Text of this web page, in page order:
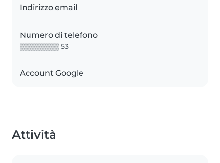
Indirizzo email
Numero di telefono
▒▒▒▒▒▒▒▒ 53
Account Google
Attività